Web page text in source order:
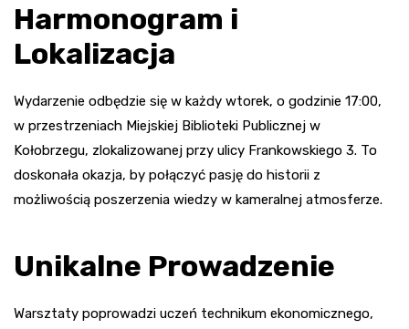
Harmonogram i
Lokalizacja
Wydarzenie odbędzie się w każdy wtorek, o godzinie 17:00,
w przestrzeniach Miejskiej Biblioteki Publicznej w
Kołobrzegu, zlokalizowanej przy ulicy Frankowskiego 3. To
doskonała okazja, by połączyć pasję do historii z
możliwością poszerzenia wiedzy w kameralnej atmosferze.
Unikalne Prowadzenie
Warsztaty poprowadzi uczeń technikum ekonomicznego,